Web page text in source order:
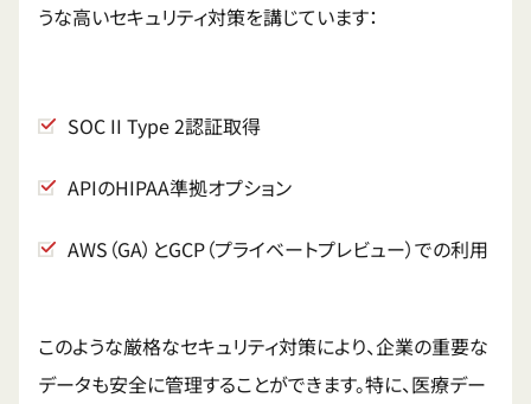
うな高いセキュリティ対策を講じています：
SOC II Type 2認証取得
APIのHIPAA準拠オプション
AWS（GA）とGCP（プライベートプレビュー）での利用
このような厳格なセキュリティ対策により、企業の重要な
データも安全に管理することができます。特に、医療デー